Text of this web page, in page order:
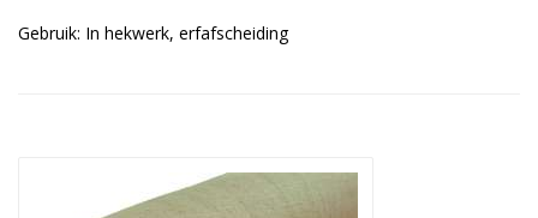
Gebruik: In hekwerk, erfafscheiding